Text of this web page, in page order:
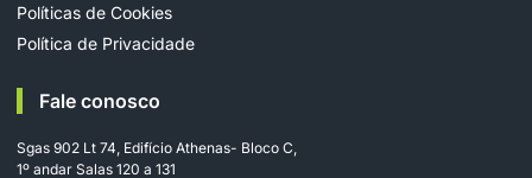
Políticas de Cookies
Política de Privacidade
Fale conosco
Sgas 902 Lt 74, Edifício Athenas- Bloco C,
1º andar Salas 120 a 131